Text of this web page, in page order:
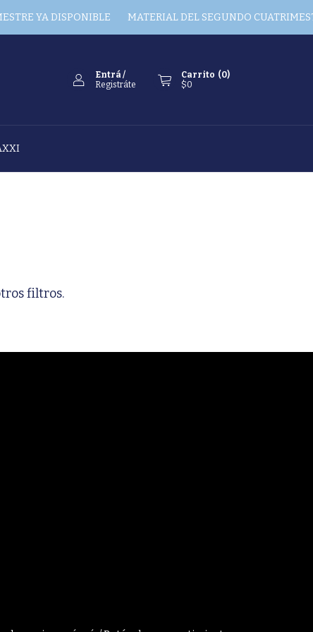
YA DISPONIBLE MATERIAL DEL SEGUNDO
Entrá /
Registráte
Carrito (0)
$0
filtros.